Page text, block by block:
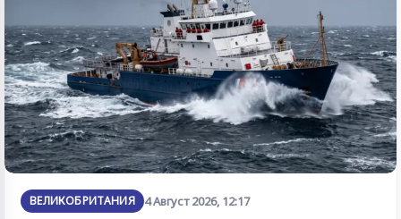
ВЕЛИКОБРИТАНИЯ 4 Август 2026, 12:17